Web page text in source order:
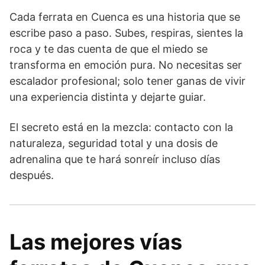
Cada ferrata en Cuenca es una historia que se
escribe paso a paso. Subes, respiras, sientes la
roca y te das cuenta de que el miedo se
transforma en emoción pura. No necesitas ser
escalador profesional; solo tener ganas de vivir
una experiencia distinta y dejarte guiar.
El secreto está en la mezcla: contacto con la
naturaleza, seguridad total y una dosis de
adrenalina que te hará sonreír incluso días
después.
Las mejores vías